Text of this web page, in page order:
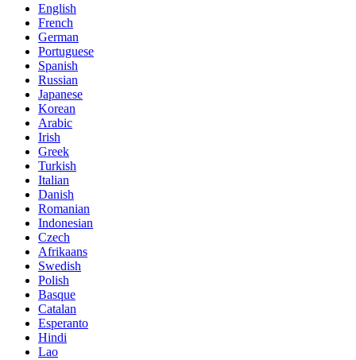
English
French
German
Portuguese
Spanish
Russian
Japanese
Korean
Arabic
Irish
Greek
Turkish
Italian
Danish
Romanian
Indonesian
Czech
Afrikaans
Swedish
Polish
Basque
Catalan
Esperanto
Hindi
Lao